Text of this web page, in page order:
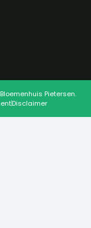
Pietersen.
Disclaimer